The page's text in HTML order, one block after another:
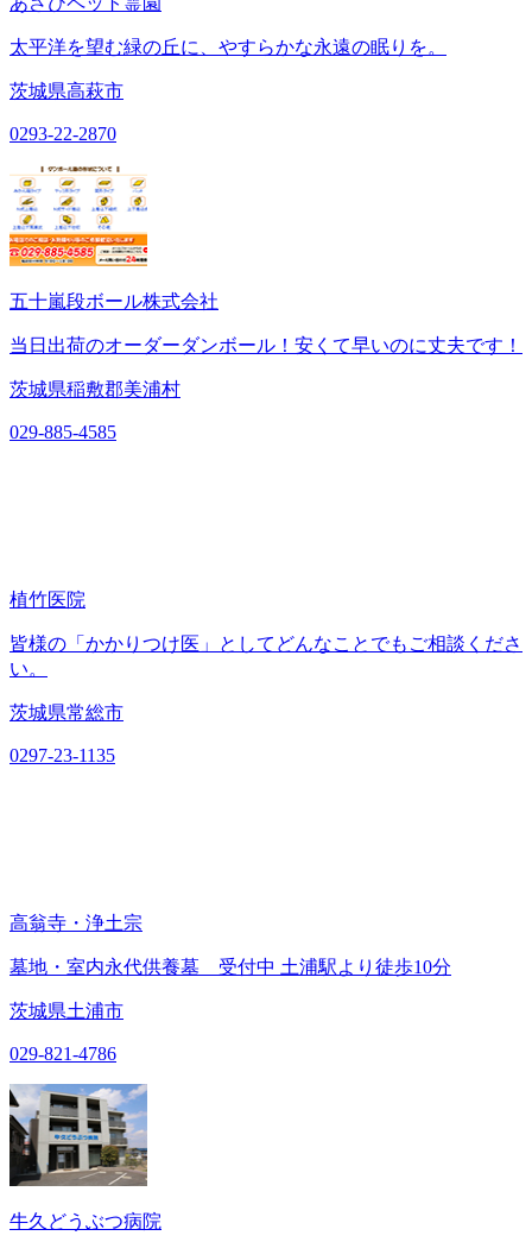
太平洋を望む緑の丘に、やすらかな永遠の眠りを。
茨城県高萩市
0293-22-2870
五十嵐段ボール株式会社
当日出荷のオーダーダンボール！安くて早いのに丈夫です！
茨城県稲敷郡美浦村
029-885-4585
植竹医院
皆様の「かかりつけ医」としてどんなことでもご相談くださ
い。
茨城県常総市
0297-23-1135
高翁寺・浄土宗
墓地・室内永代供養墓 受付中 土浦駅より徒歩10分
茨城県土浦市
029-821-4786
牛久どうぶつ病院